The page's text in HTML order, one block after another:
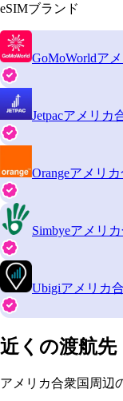
eSIMブランド
GoMoWorldア
Jetpacアメリカ
Orangeアメリ
Simbyeアメリ
Ubigiアメリカ
近くの渡航先
アメリカ合衆国周辺